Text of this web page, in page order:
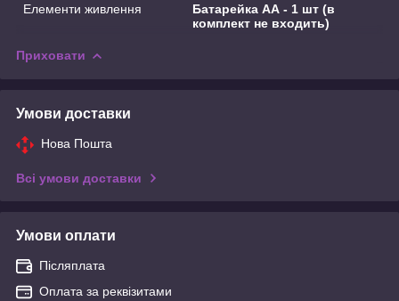
Елементи живлення
Батарейка АА - 1 шт (в
комплект не входить)
Приховати
Умови доставки
Нова Пошта
Всі умови доставки
Умови оплати
Післяплата
Оплата за реквізитами